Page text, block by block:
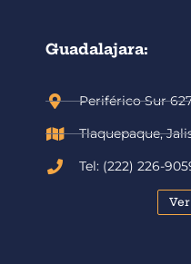
Guadalajara:
Periférico Sur
Tlaquepaque,
Tel: (222) 226-